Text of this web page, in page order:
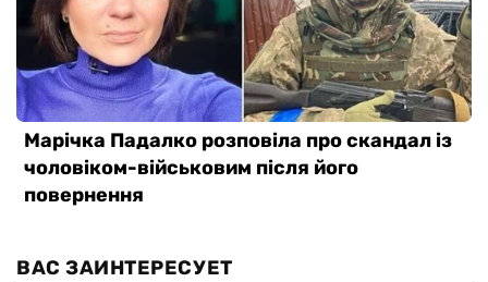
ВАС ЗАИНТЕРЕСУЕТ